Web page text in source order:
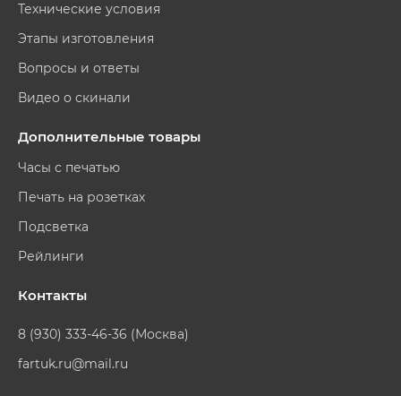
Технические условия
Этапы изготовления
Вопросы и ответы
Видео о скинали
Дополнительные товары
Часы с печатью
Печать на розетках
Подсветка
Рейлинги
Контакты
8 (930) 333-46-36 (Москва)
fartuk.ru@mail.ru